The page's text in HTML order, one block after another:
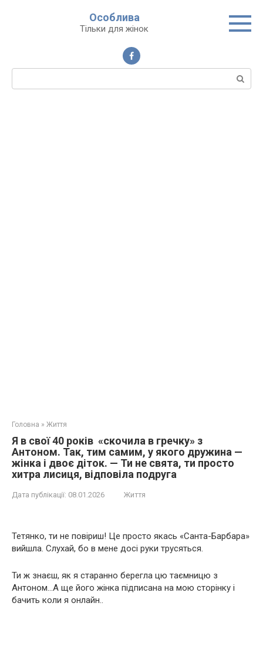
Особлива
Тільки для жінок
Пошук:
Головна » Життя
Я в свої 40 років «скочила в гречку» з
Антоном. Так, тим самим, у якого дружина —
жінка і двоє діток. — Ти не свята, ти просто
хитра лисиця, відповіла подруга
Дата публікації: 08.01.2026 Життя
Тетянко, ти не повіриш! Це просто якась «Санта-Барбара»
вийшла. Слухай, бо в мене досі руки трусяться.
Ти ж знаєш, як я старанно берегла цю таємницю з
Антоном…А ще його жінка підписана на мою сторінку і
бачить коли я онлайн..